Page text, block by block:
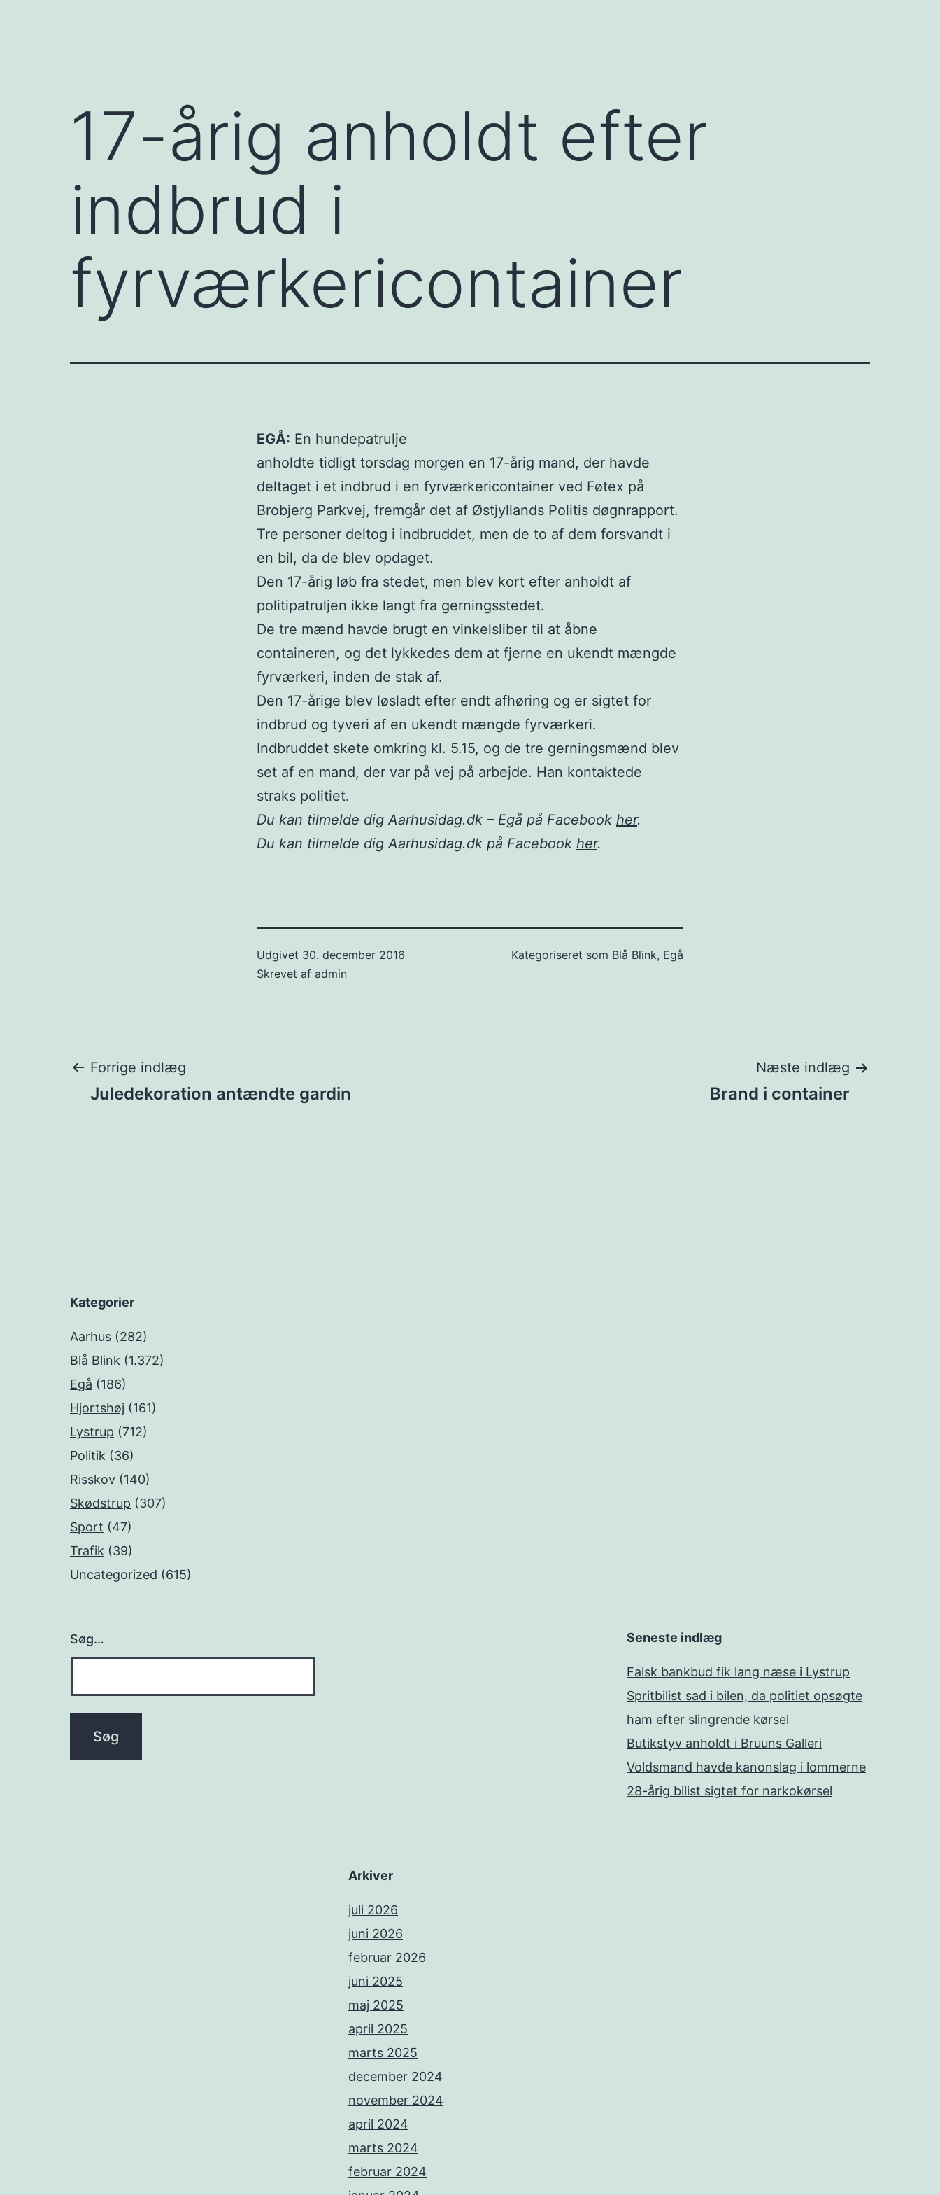
17-årig anholdt efter
indbrud i
fyrværkericontainer
EGÅ: En hundepatrulje
anholdte tidligt torsdag morgen en 17-årig mand, der havde
deltaget i et indbrud i en fyrværkericontainer ved Føtex på
Brobjerg Parkvej, fremgår det af Østjyllands Politis døgnrapport.
Tre personer deltog i indbruddet, men de to af dem forsvandt i
en bil, da de blev opdaget.
Den 17-årig løb fra stedet, men blev kort efter anholdt af
politipatruljen ikke langt fra gerningsstedet.
De tre mænd havde brugt en vinkelsliber til at åbne
containeren, og det lykkedes dem at fjerne en ukendt mængde
fyrværkeri, inden de stak af.
Den 17-årige blev løsladt efter endt afhøring og er sigtet for
indbrud og tyveri af en ukendt mængde fyrværkeri.
Indbruddet skete omkring kl. 5.15, og de tre gerningsmænd blev
set af en mand, der var på vej på arbejde. Han kontaktede
straks politiet.
Du kan tilmelde dig Aarhusidag.dk – Egå på Facebook her.
Du kan tilmelde dig Aarhusidag.dk på Facebook her.
Udgivet 30. december 2016
Skrevet af admin
Kategoriseret som Blå Blink, Egå
Indlægsnavigation
Forrige indlæg
Juledekoration antændte gardin
Næste indlæg
Brand i container
Kategorier
Aarhus (282)
Blå Blink (1.372)
Egå (186)
Hjortshøj (161)
Lystrup (712)
Politik (36)
Risskov (140)
Skødstrup (307)
Sport (47)
Trafik (39)
Uncategorized (615)
Søg… Seneste indlæg
Falsk bankbud fik lang næse i Lystrup
Spritbilist sad i bilen, da politiet opsøgte
ham efter slingrende kørsel
Butikstyv anholdt i Bruuns Galleri
Voldsmand havde kanonslag i lommerne
28-årig bilist sigtet for narkokørsel
Arkiver
juli 2026
juni 2026
februar 2026
juni 2025
maj 2025
april 2025
marts 2025
december 2024
november 2024
april 2024
marts 2024
februar 2024